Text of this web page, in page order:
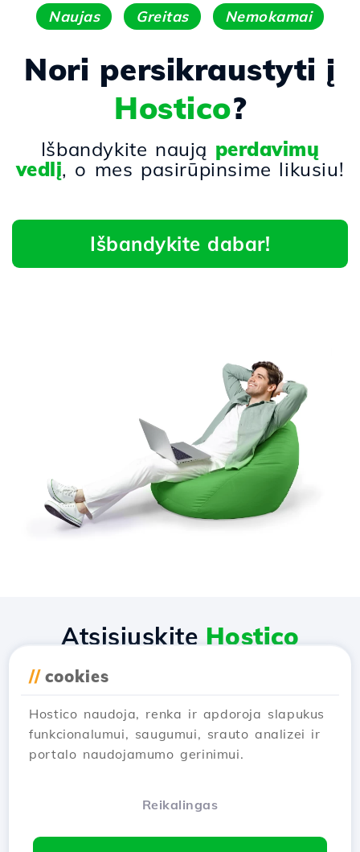
Naujas Greitas Nemokamai
Nori persikraustyti į
Hostico?
Išbandykite naują perdavimų
vedlį, o mes pasirūpinsime likusiu!
Išbandykite dabar!
// cookies
Hostico naudoja, renka ir apdoroja slapukus
funkcionalumui, saugumui, srauto analizei ir
portalo naudojamumo gerinimui.
Reikalingas
Atsisiųskite Hostico